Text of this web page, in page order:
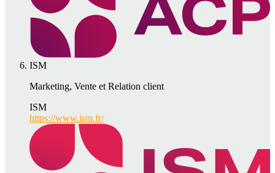
ISM
Marketing, Vente et Relation client
ISM
https://www.ism.fr/